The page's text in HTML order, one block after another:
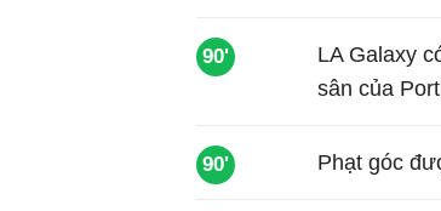
90'
LA Galaxy
sân của
90' Phạt góc